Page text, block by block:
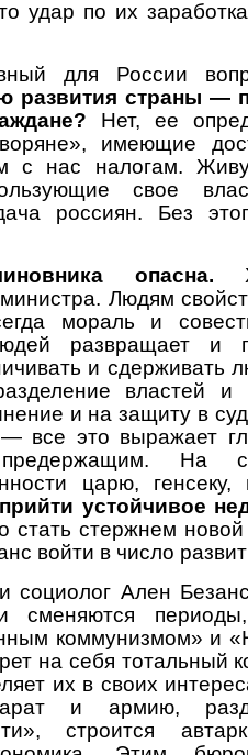
удар по их
для России
развития страны —
Нет, ее
имеющие
с нас налогам.
свое
россиян. Без
опасна.
Людям
мораль и
развращает и
и сдерживать
властей и
и на защиту в
все это выражает
На
царю,
устойчивое
стержнем новой
войти в число
социолог Ален
сменяются
коммунизмом» и
на себя тотальный
их в своих
и армию,
строится